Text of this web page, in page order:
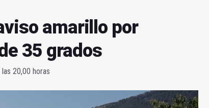
amarillo por
35 grados
20,00 horas